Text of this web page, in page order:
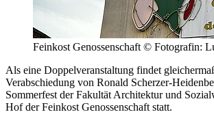
Feinkost Genossenschaft © Fotografin:
Als eine Doppelveranstaltung findet
Verabschiedung von Ronald Scherzer-
Sommerfest der Fakultät Architektur und
Hof der Feinkost Genossenschaft statt.